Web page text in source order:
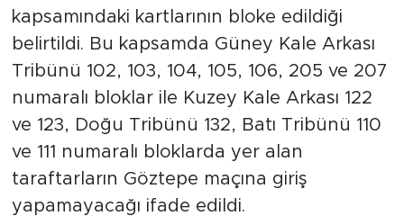
kapsamındaki kartlarının bloke edildiği
belirtildi. Bu kapsamda Güney Kale Arkası
Tribünü 102, 103, 104, 105, 106, 205 ve 207
numaralı bloklar ile Kuzey Kale Arkası 122
ve 123, Doğu Tribünü 132, Batı Tribünü 110
ve 111 numaralı bloklarda yer alan
taraftarların Göztepe maçına giriş
yapamayacağı ifade edildi.